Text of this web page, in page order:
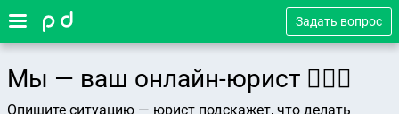
Задать вопрос
Мы — ваш онлайн-юрист 👨🏻‍⚖️
Опишите ситуацию — юрист подскажет, что делать